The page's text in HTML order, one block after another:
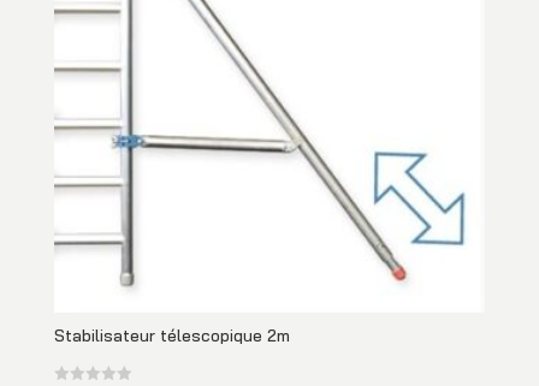
Stabilisateur télescopique 2m